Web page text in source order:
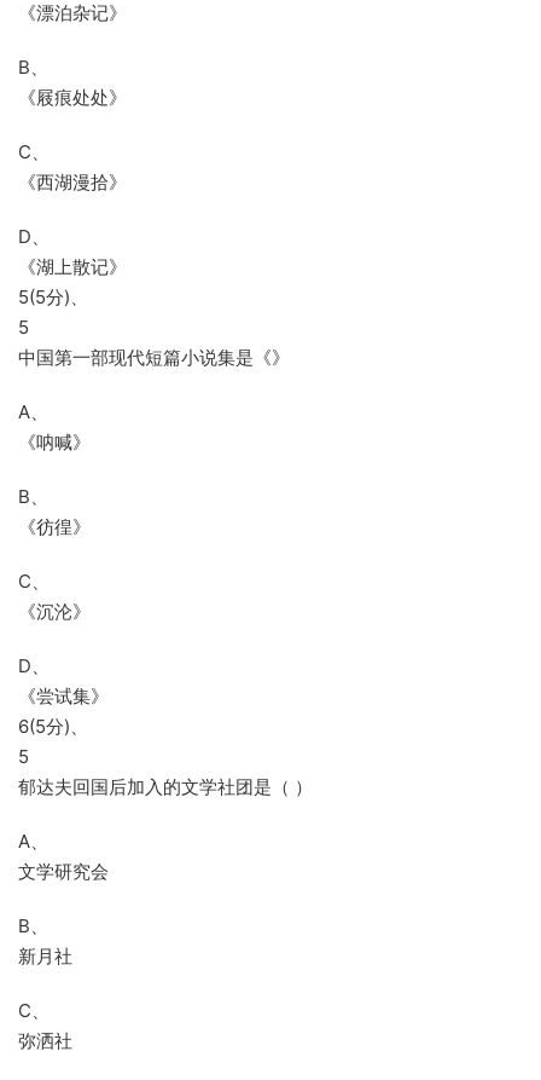
《漂泊杂记》
B、
《屐痕处处》
C、
《西湖漫拾》
D、
《湖上散记》
5(5分)、
5
中国第一部现代短篇小说集是《》
A、
《呐喊》
B、
《彷徨》
C、
《沉沦》
D、
《尝试集》
6(5分)、
5
郁达夫回国后加入的文学社团是（ ）
A、
文学研究会
B、
新月社
C、
弥洒社